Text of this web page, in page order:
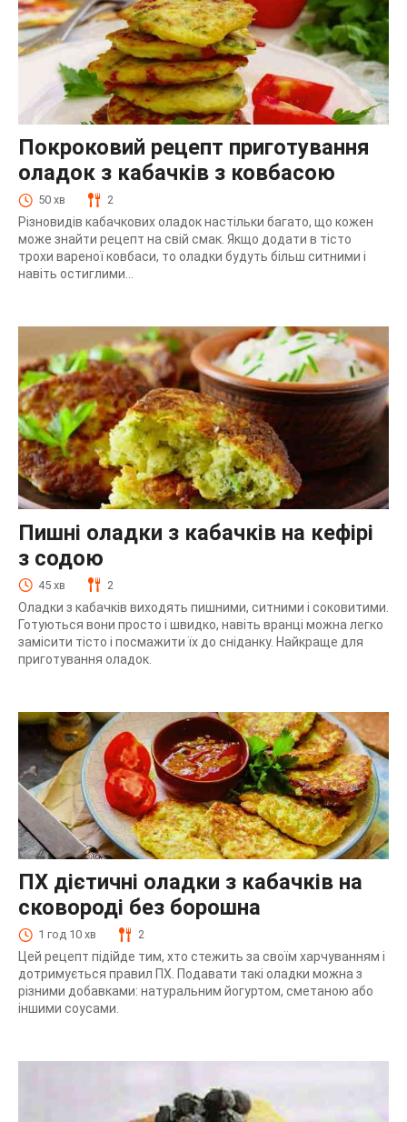
Покроковий рецепт приготування
оладок з кабачків з ковбасою
50 хв 2
Різновидів кабачкових оладок настільки багато, що кожен
може знайти рецепт на свій смак. Якщо додати в тісто
трохи вареної ковбаси, то оладки будуть більш ситними і
навіть остиглими...
Пишні оладки з кабачків на кефірі
з содою
45 хв 2
Оладки з кабачків виходять пишними, ситними і соковитими.
Готуються вони просто і швидко, навіть вранці можна легко
замісити тісто і посмажити їх до сніданку. Найкраще для
приготування оладок.
ПХ дієтичні оладки з кабачків на
сковороді без борошна
1 год 10 хв 2
Цей рецепт підійде тим, хто стежить за своїм харчуванням і
дотримується правил ПХ. Подавати такі оладки можна з
різними добавками: натуральним йогуртом, сметаною або
іншими соусами.